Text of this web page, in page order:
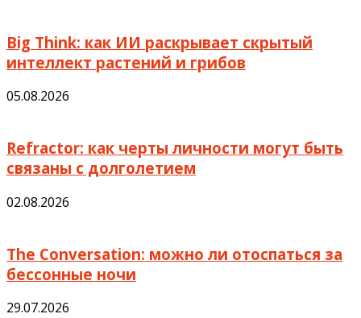
Big Think: как ИИ раскрывает скрытый
интеллект растений и грибов
05.08.2026
Refractor: как черты личности могут быть
связаны с долголетием
02.08.2026
The Conversation: можно ли отоспаться за
бессонные ночи
29.07.2026